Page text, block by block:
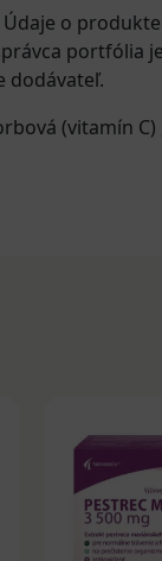
o
portfólia
dodávateľ.
(vitamín C)